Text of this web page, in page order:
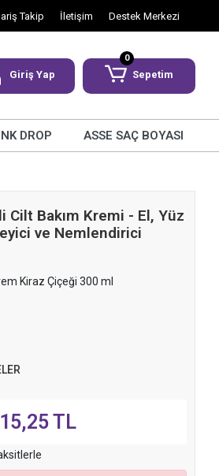
Takip İletişim Destek Merkezi
Giriş Yap
0
Sepetim
DROP ASSE SAÇ BOYASI
Cilt Bakım Kremi - El, Yüz
ve Nemlendirici
Kiraz Çiçeği 300 ml
TL